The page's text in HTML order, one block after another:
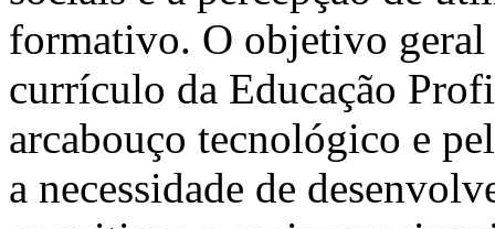
formativo. O objetivo geral
currículo da Educação
arcabouço tecnológico e
a necessidade de